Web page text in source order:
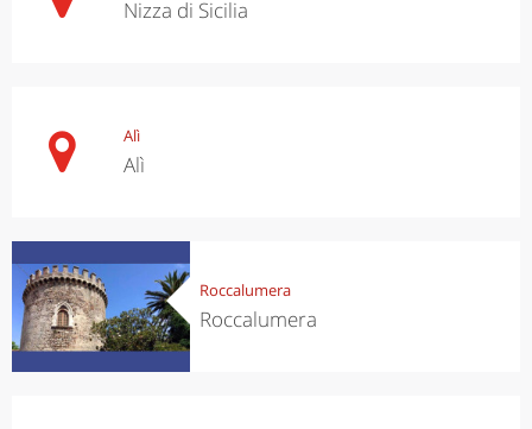
Nizza di Sicilia
Alì
Alì
Roccalumera
Roccalumera